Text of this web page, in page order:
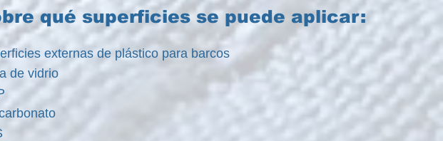
qué superficies se puede aplicar:
externas de plástico para barcos
de vidrio